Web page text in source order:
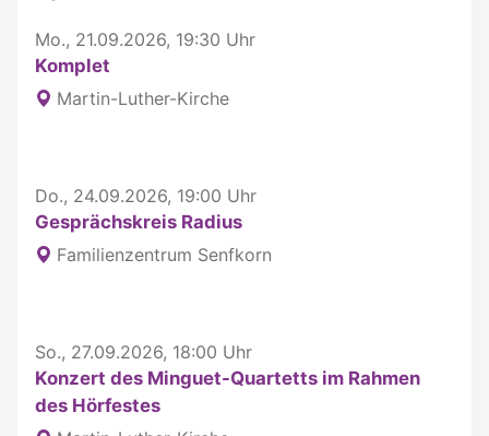
Mo., 21.09.2026, 19:30 Uhr
Komplet
Martin-Luther-Kirche
Do., 24.09.2026, 19:00 Uhr
Gesprächskreis Radius
Familienzentrum Senfkorn
So., 27.09.2026, 18:00 Uhr
Konzert des Minguet-Quartetts im Rahmen
des Hörfestes